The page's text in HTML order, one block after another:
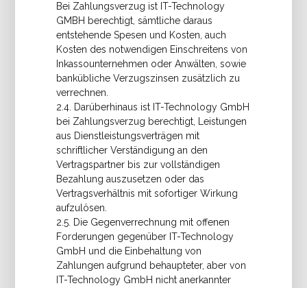
Bei Zahlungsverzug ist IT-Technology
GMBH berechtigt, sämtliche daraus
entstehende Spesen und Kosten, auch
Kosten des notwendigen Einschreitens von
Inkassounternehmen oder Anwälten, sowie
bankübliche Verzugszinsen zusätzlich zu
verrechnen.
2.4. Darüberhinaus ist IT-Technology GmbH
bei Zahlungsverzug berechtigt, Leistungen
aus Dienstleistungsverträgen mit
schriftlicher Verständigung an den
Vertragspartner bis zur vollständigen
Bezahlung auszusetzen oder das
Vertragsverhältnis mit sofortiger Wirkung
aufzulösen.
2.5. Die Gegenverrechnung mit offenen
Forderungen gegenüber IT-Technology
GmbH und die Einbehaltung von
Zahlungen aufgrund behaupteter, aber von
IT-Technology GmbH nicht anerkannter